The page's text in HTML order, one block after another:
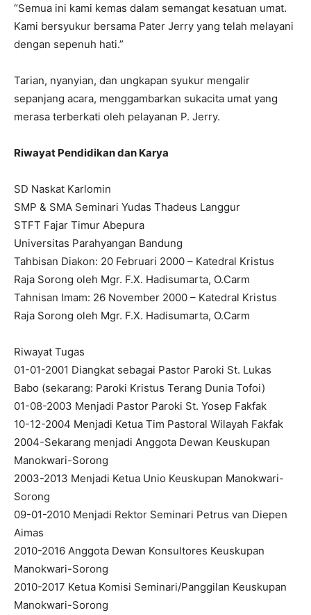
“Semua ini kami kemas dalam semangat kesatuan umat.
Kami bersyukur bersama Pater Jerry yang telah melayani
dengan sepenuh hati.”
Tarian, nyanyian, dan ungkapan syukur mengalir
sepanjang acara, menggambarkan sukacita umat yang
merasa terberkati oleh pelayanan P. Jerry.
Riwayat Pendidikan dan Karya
SD Naskat Karlomin
SMP & SMA Seminari Yudas Thadeus Langgur
STFT Fajar Timur Abepura
Universitas Parahyangan Bandung
Tahbisan Diakon: 20 Februari 2000 – Katedral Kristus
Raja Sorong oleh Mgr. F.X. Hadisumarta, O.Carm
Tahnisan Imam: 26 November 2000 – Katedral Kristus
Raja Sorong oleh Mgr. F.X. Hadisumarta, O.Carm
Riwayat Tugas
01-01-2001 Diangkat sebagai Pastor Paroki St. Lukas
Babo (sekarang: Paroki Kristus Terang Dunia Tofoi)
⁠01-08-2003 Menjadi Pastor Paroki St. Yosep Fakfak
10-12-2004 Menjadi Ketua Tim Pastoral Wilayah Fakfak
2004-Sekarang menjadi Anggota Dewan Keuskupan
Manokwari-Sorong
2003-2013 Menjadi Ketua Unio Keuskupan Manokwari-
Sorong
09-01-2010 Menjadi Rektor Seminari Petrus van Diepen
Aimas
2010-2016 Anggota Dewan Konsultores Keuskupan
Manokwari-Sorong
⁠2010-2017 Ketua Komisi Seminari/Panggilan Keuskupan
Manokwari-Sorong